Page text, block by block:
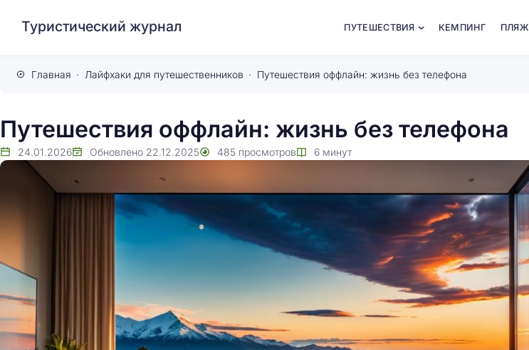
Туристический журнал ПУТЕШЕСТВИЯ КЕМПИНГ ПЛЯЖ
Главная Лайфхаки для путешественников Путешествия оффлайн: жизнь без телефона
Путешествия оффлайн: жизнь без телефона
24.01.2026 Обновлено 22.12.2025 485 просмотров 6 минут